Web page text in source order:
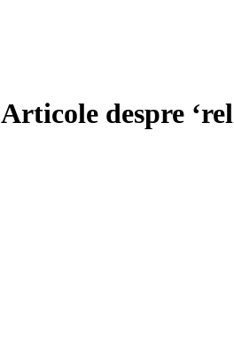
Articole despre